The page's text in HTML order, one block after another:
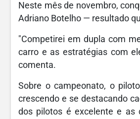
Neste mês de novembro,
Adriano Botelho — resultado
"Competirei em dupla com
carro e as estratégias com
comenta.
Sobre o campeonato, o
crescendo e se destacando
dos pilotos é excelente e as